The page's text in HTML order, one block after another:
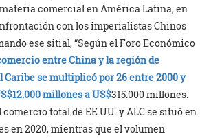
comercial en América Latina, en
con los imperialistas Chinos
ese sitial, “Según el Foro Económico
entre China y la región de
se multiplicó por 26 entre 2000 y
millones a US$315.000 millones.
total de EE.UU. y ALC se situó en
en 2020, mientras que el volumen